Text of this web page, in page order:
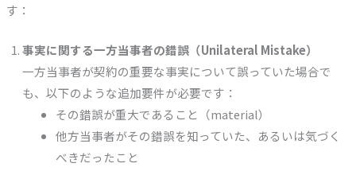
す：
事実に関する一方当事者の錯誤（Unilateral Mistake）
一方当事者が契約の重要な事実について誤っていた場合で
も、以下のような追加要件が必要です：
その錯誤が重大であること（material）
他方当事者がその錯誤を知っていた、あるいは気づく
べきだったこと